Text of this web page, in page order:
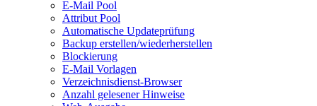
E-Mail Pool
Attribut Pool
Automatische Updateprüfung
Backup erstellen/wiederherstellen
Blockierung
E-Mail Vorlagen
Verzeichnisdienst-Browser
Anzahl gelesener Hinweise